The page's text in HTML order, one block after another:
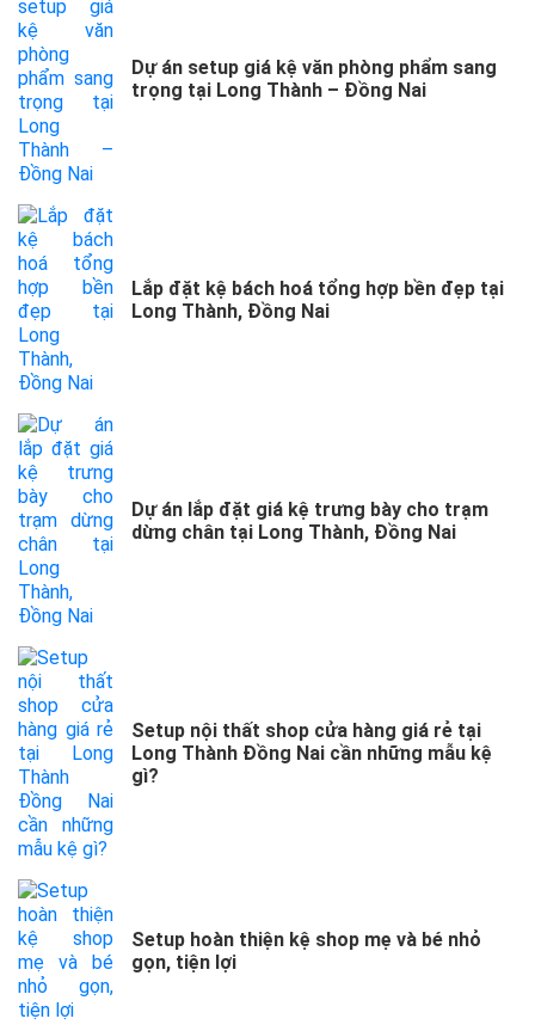
Dự án setup giá kệ văn phòng phẩm sang
trọng tại Long Thành – Đồng Nai
Lắp đặt kệ bách hoá tổng hợp bền đẹp tại
Long Thành, Đồng Nai
Dự án lắp đặt giá kệ trưng bày cho trạm
dừng chân tại Long Thành, Đồng Nai
Setup nội thất shop cửa hàng giá rẻ tại
Long Thành Đồng Nai cần những mẫu kệ
gì?
Setup hoàn thiện kệ shop mẹ và bé nhỏ
gọn, tiện lợi